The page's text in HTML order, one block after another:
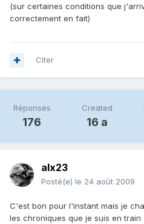
(sur certaines conditions que
correctement en fait)
Citer
Réponses
176
Created
16 a
alx23
Posté(e) le 24 août 2009
C'est bon pour l'instant mais je
les chroniques que je suis en